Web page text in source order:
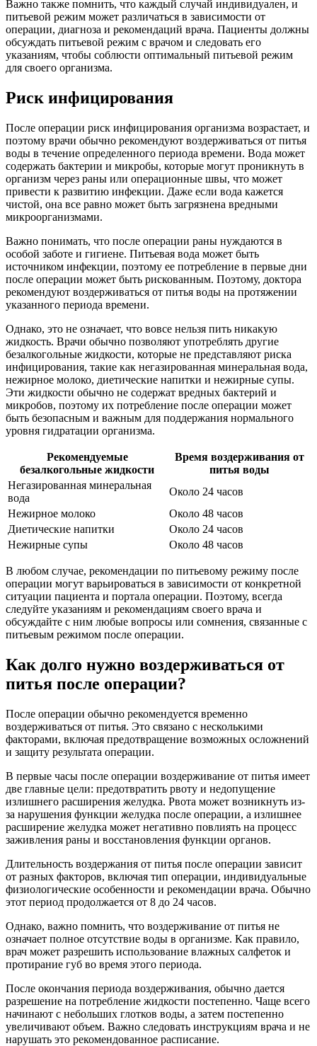
Важно также помнить, что каждый случай индивидуален, и
питьевой режим может различаться в зависимости от
операции, диагноза и рекомендаций врача. Пациенты должны
обсуждать питьевой режим с врачом и следовать его
указаниям, чтобы соблюсти оптимальный питьевой режим
для своего организма.
Риск инфицирования
После операции риск инфицирования организма возрастает, и
поэтому врачи обычно рекомендуют воздерживаться от питья
воды в течение определенного периода времени. Вода может
содержать бактерии и микробы, которые могут проникнуть в
организм через раны или операционные швы, что может
привести к развитию инфекции. Даже если вода кажется
чистой, она все равно может быть загрязнена вредными
микроорганизмами.
Важно понимать, что после операции раны нуждаются в
особой заботе и гигиене. Питьевая вода может быть
источником инфекции, поэтому ее потребление в первые дни
после операции может быть рискованным. Поэтому, доктора
рекомендуют воздерживаться от питья воды на протяжении
указанного периода времени.
Однако, это не означает, что вовсе нельзя пить никакую
жидкость. Врачи обычно позволяют употреблять другие
безалкогольные жидкости, которые не представляют риска
инфицирования, такие как негазированная минеральная вода,
нежирное молоко, диетические напитки и нежирные супы.
Эти жидкости обычно не содержат вредных бактерий и
микробов, поэтому их потребление после операции может
быть безопасным и важным для поддержания нормального
уровня гидратации организма.
Рекомендуемые
безалкогольные жидкости
Время воздерживания от
питья воды
Негазированная минеральная
вода
Около 24 часов
Нежирное молоко
Около 48 часов
Диетические напитки
Около 24 часов
Нежирные супы
Около 48 часов
В любом случае, рекомендации по питьевому режиму после
операции могут варьироваться в зависимости от конкретной
ситуации пациента и портала операции. Поэтому, всегда
следуйте указаниям и рекомендациям своего врача и
обсуждайте с ним любые вопросы или сомнения, связанные с
питьевым режимом после операции.
Как долго нужно воздерживаться от
питья после операции?
После операции обычно рекомендуется временно
воздерживаться от питья. Это связано с несколькими
факторами, включая предотвращение возможных осложнений
и защиту результата операции.
В первые часы после операции воздерживание от питья имеет
две главные цели: предотвратить рвоту и недопущение
излишнего расширения желудка. Рвота может возникнуть из-
за нарушения функции желудка после операции, а излишнее
расширение желудка может негативно повлиять на процесс
заживления раны и восстановления функции органов.
Длительность воздержания от питья после операции зависит
от разных факторов, включая тип операции, индивидуальные
физиологические особенности и рекомендации врача. Обычно
этот период продолжается от 8 до 24 часов.
Однако, важно помнить, что воздерживание от питья не
означает полное отсутствие воды в организме. Как правило,
врач может разрешить использование влажных салфеток и
протирание губ во время этого периода.
После окончания периода воздерживания, обычно дается
разрешение на потребление жидкости постепенно. Чаще всего
начинают с небольших глотков воды, а затем постепенно
увеличивают объем. Важно следовать инструкциям врача и не
нарушать это рекомендованное расписание.